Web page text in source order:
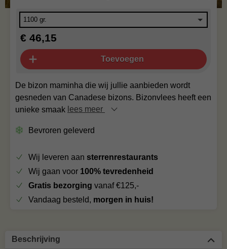
De bizon maminha die wij jullie aanbieden wordt
gesneden van Canadese bizons. Bizonvlees heeft een
unieke smaak lees meer
Bevroren geleverd
€ 46,15
Toevoegen
Wij leveren aan sterrenrestaurants
Wij gaan voor 100% tevredenheid
Gratis bezorging vanaf €125,-
Vandaag besteld, morgen in huis!
Beschrijving